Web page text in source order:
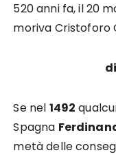
520 anni fa, il 20
moriva Cristoforo
Se nel 1492
Spagna
metà delle